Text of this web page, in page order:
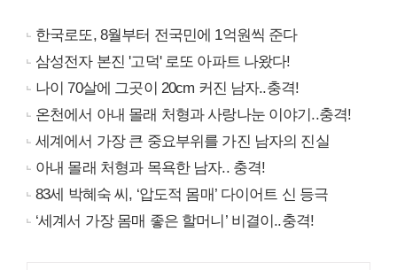
한국로또, 8월부터 전국민에 1억원씩 준다
삼성전자 본진 '고덕' 로또 아파트 나왔다!
나이 70살에 그곳이 20cm 커진 남자..충격!
온천에서 아내 몰래 처형과 사랑나눈 이야기..충격!
세계에서 가장 큰 중요부위를 가진 남자의 진실
아내 몰래 처형과 목욕한 남자.. 충격!
83세 박혜숙 씨, ‘압도적 몸매’ 다이어트 신 등극
‘세계서 가장 몸매 좋은 할머니’ 비결이..충격!